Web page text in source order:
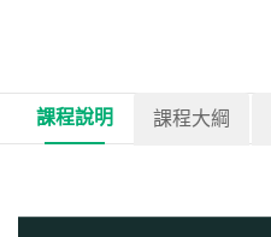
課程說明 課程大綱